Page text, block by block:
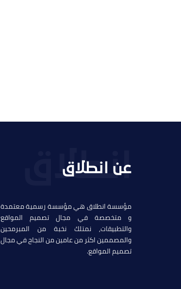
عن انطلاق
مؤسسة انطلاق هي مؤسسة رسمية معتمدة
و متخصصة في مجال تصميم المواقع
والتطبيقات, نمتلك نخبة من المبرمحين
والمصممين اكثر من عامين من النجاح في مجال
تصميم المواقع.